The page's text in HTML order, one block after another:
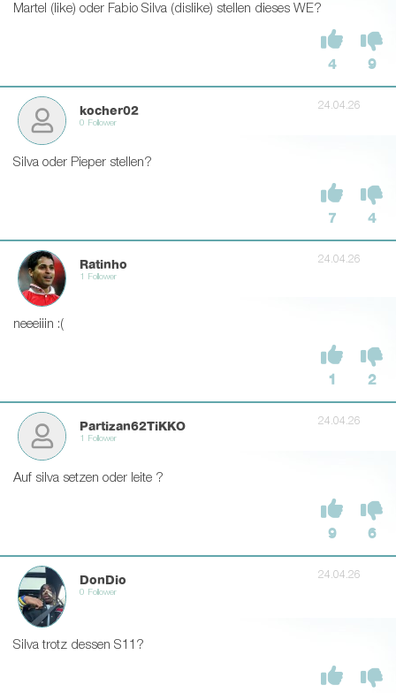
Martel (like) oder Fabio Silva (dislike) stellen dieses WE?
4 9
kocher02
0 Follower
24.04.26
Silva oder Pieper stellen?
7 4
Ratinho
1 Follower
24.04.26
neeeiiin :(
1 2
Partizan62TiKKO
1 Follower
24.04.26
Auf silva setzen oder leite ?
9 6
DonDio
0 Follower
24.04.26
Silva trotz dessen S11?